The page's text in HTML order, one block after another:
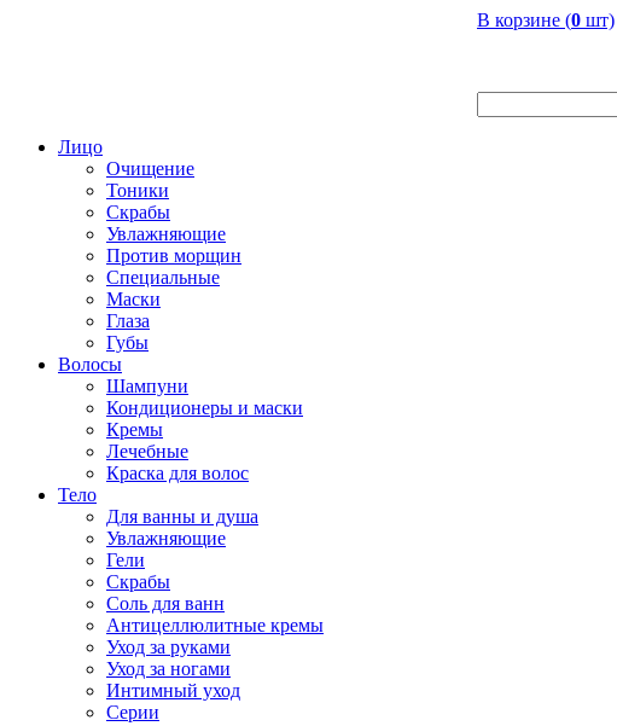
В корзине (0 шт)
Лицо
Очищение
Тоники
Скрабы
Увлажняющие
Против морщин
Специальные
Маски
Глаза
Губы
Волосы
Шампуни
Кондиционеры и маски
Кремы
Лечебные
Краска для волос
Тело
Для ванны и душа
Увлажняющие
Гели
Скрабы
Соль для ванн
Антицеллюлитные кремы
Уход за руками
Уход за ногами
Интимный уход
Серии